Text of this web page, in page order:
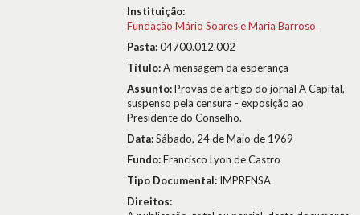
Instituição:
Fundação Mário Soares e Maria Barroso
Pasta:04700.012.002
Título:A mensagem da esperança
Assunto:Provas de artigo do jornal A Capital,
suspenso pela censura - exposição ao
Presidente do Conselho.
Data:Sábado, 24 de Maio de 1969
Fundo:Francisco Lyon de Castro
Tipo Documental: IMPRENSA
Direitos: